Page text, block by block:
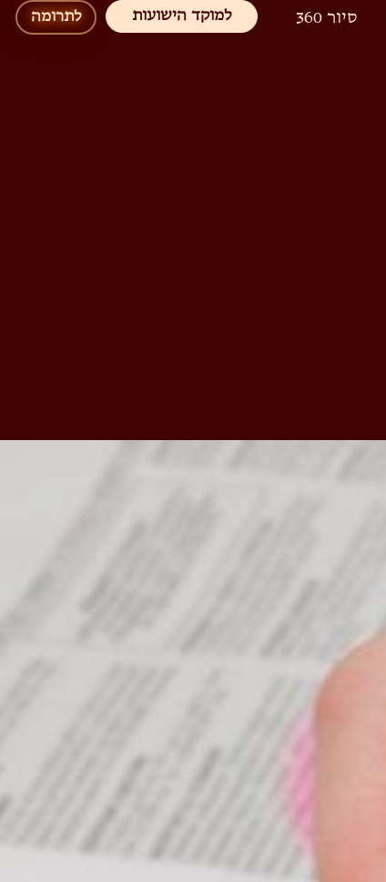
סיור 360 למוקד הישועות לתרומה